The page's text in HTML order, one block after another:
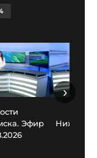
Эфир
›